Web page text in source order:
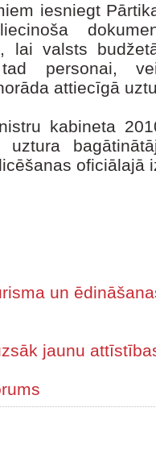
iesniegt
lai valsts
personai,
attiecīgā
kabineta
uztura
oficiālajā
un
jaunu